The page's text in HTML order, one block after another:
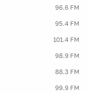
96.6 FM
95.4 FM
101.4 FM
98.9 FM
88.3 FM
99.9 FM